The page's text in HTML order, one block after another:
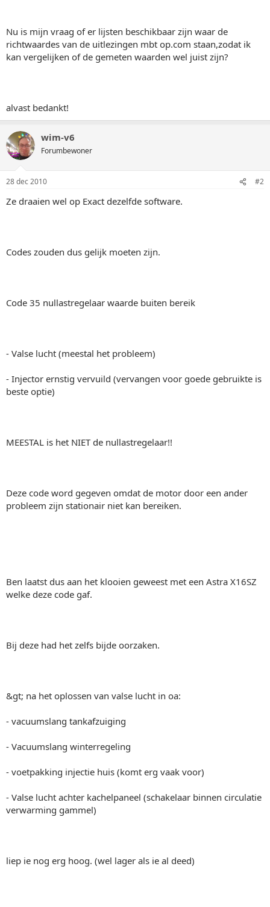
Nu is mijn vraag of er lijsten beschikbaar zijn waar de
richtwaardes van de uitlezingen mbt op.com staan,zodat ik
kan vergelijken of de gemeten waarden wel juist zijn?
alvast bedankt!
wim-v6
Forumbewoner
28 dec 2010 #2
Ze draaien wel op Exact dezelfde software.
Codes zouden dus gelijk moeten zijn.
Code 35 nullastregelaar waarde buiten bereik
- Valse lucht (meestal het probleem)
- Injector ernstig vervuild (vervangen voor goede gebruikte is
beste optie)
MEESTAL is het NIET de nullastregelaar!!
Deze code word gegeven omdat de motor door een ander
probleem zijn stationair niet kan bereiken.
Ben laatst dus aan het klooien geweest met een Astra X16SZ
welke deze code gaf.
Bij deze had het zelfs bijde oorzaken.
&gt; na het oplossen van valse lucht in oa:
- vacuumslang tankafzuiging
- Vacuumslang winterregeling
- voetpakking injectie huis (komt erg vaak voor)
- Valse lucht achter kachelpaneel (schakelaar binnen circulatie
verwarming gammel)
liep ie nog erg hoog. (wel lager als ie al deed)